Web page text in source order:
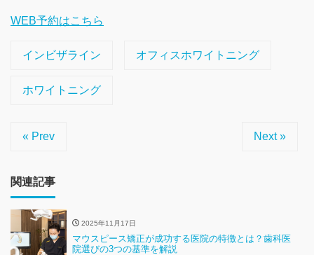
WEB予約はこちら
インビザライン オフィスホワイトニング
ホワイトニング
« Prev Next »
関連記事
2025年11月17日
マウスピース矯正が成功する医院の特徴とは？歯科医
院選びの3つの基準を解説